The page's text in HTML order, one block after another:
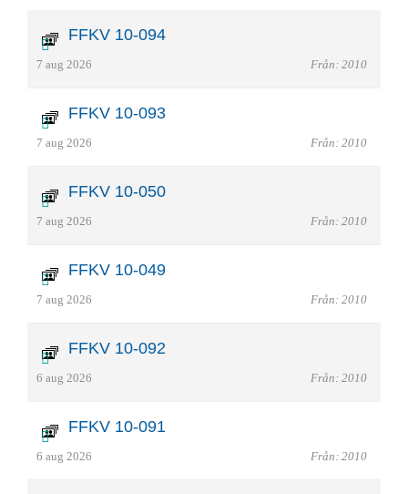
FFKV 10-094
7 aug 2026 Från: 2010
FFKV 10-093
7 aug 2026 Från: 2010
FFKV 10-050
7 aug 2026 Från: 2010
FFKV 10-049
7 aug 2026 Från: 2010
FFKV 10-092
6 aug 2026 Från: 2010
FFKV 10-091
6 aug 2026 Från: 2010